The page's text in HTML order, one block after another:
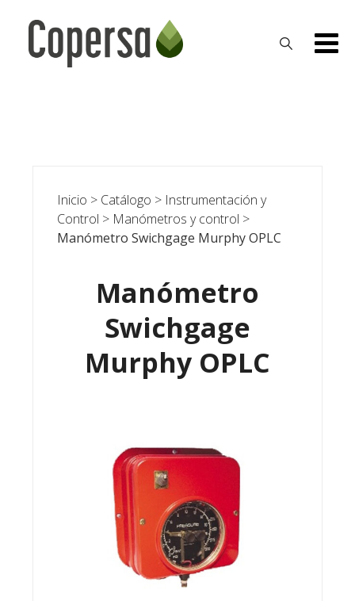
content
Inicio > Catálogo > Instrumentación y
Control > Manómetros y control >
Manómetro Swichgage Murphy OPLC
Manómetro
Swichgage
Murphy OPLC